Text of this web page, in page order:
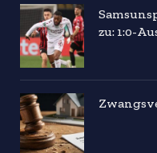
zu: 1:0-